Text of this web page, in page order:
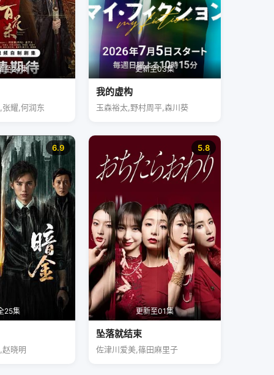
至24集
耀,何润东
更新至03集
我的虚构
玉森裕太,野村周平,森川葵
6.9
25集
晓明
5.8
更新至01集
坠落就结束
佐津川爱美,篠田麻里子